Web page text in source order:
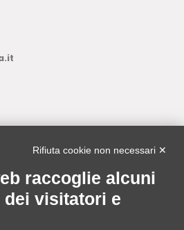
Rifiuta cookie non necessari ✕
raccoglie alcuni
visitatori e